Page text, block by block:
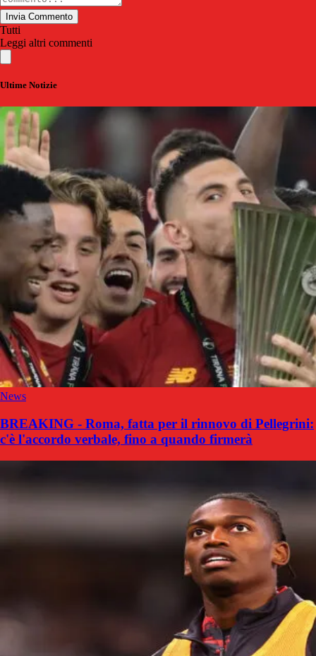
Invia Commento
Tutti
Leggi altri commenti
Ultime Notizie
News
BREAKING - Roma, fatta per il rinnovo di Pellegrini:
c'è l'accordo verbale, fino a quando firmerà